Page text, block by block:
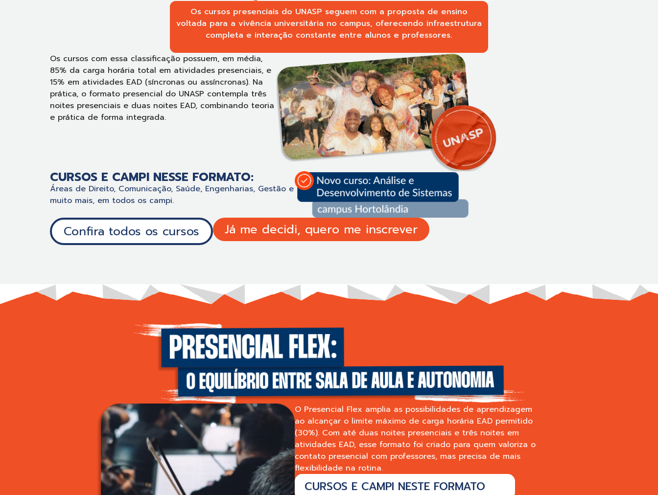
Os cursos presenciais do UNASP seguem com a proposta de ensino
voltada para a vivência universitária no campus, oferecendo infraestrutura
completa e interação constante entre alunos e professores.
Os cursos com essa classificação possuem, em média,
85% da carga horária total em atividades presenciais, e
15% em atividades EAD (síncronas ou assíncronas). Na
prática, o formato presencial do UNASP contempla três
noites presenciais e duas noites EAD, combinando teoria
e prática de forma integrada.
CURSOS E CAMPI NESSE FORMATO:
Áreas de Direito, Comunicação, Saúde, Engenharias, Gestão e
muito mais, em todos os campi.
Confira todos os cursos Já me decidi, quero me inscrever
O Presencial Flex amplia as possibilidades de aprendizagem
ao alcançar o limite máximo de carga horária EAD permitido
(30%). Com até duas noites presenciais e três noites em
atividades EAD, esse formato foi criado para quem valoriza o
contato presencial com professores, mas precisa de mais
flexibilidade na rotina.
CURSOS E CAMPI NESTE FORMATO